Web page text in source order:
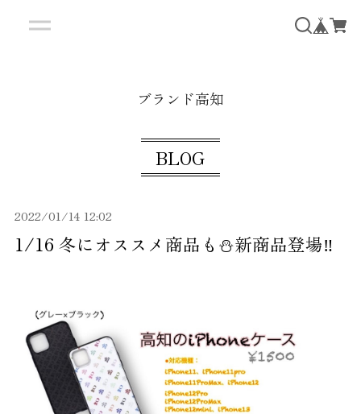
ブランド高知
BLOG
1/16 冬にオススメ商品も⛄️新商品登場‼️
2022/01/14 12:02